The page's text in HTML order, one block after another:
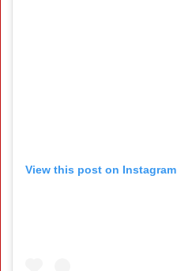
View this post on Instagram